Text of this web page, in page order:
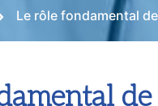
Le rôle fondamental